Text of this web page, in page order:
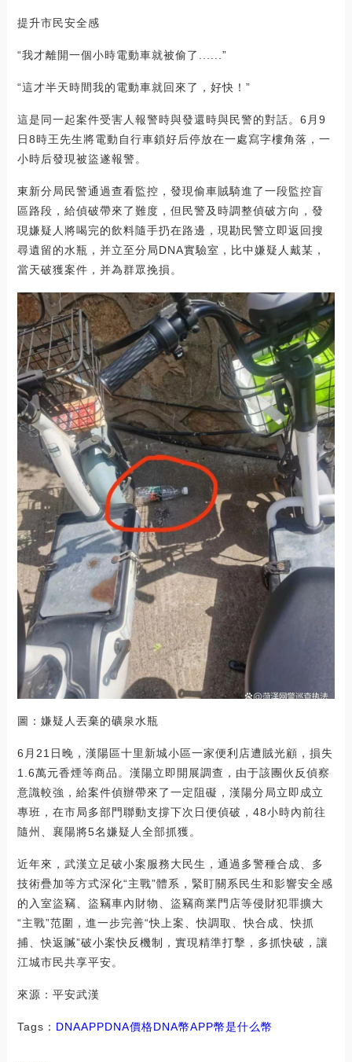
提升市民安全感
“我才離開一個小時電動車就被偷了......”
“這才半天時間我的電動車就回來了，好快！”
這是同一起案件受害人報警時與發還時與民警的對話。6月9
日8時王先生將電動自行車鎖好后停放在一處寫字樓角落，一
小時后發現被盜遂報警。
東新分局民警通過查看監控，發現偷車賊騎進了一段監控盲
區路段，給偵破帶來了難度，但民警及時調整偵破方向，發
現嫌疑人將喝完的飲料隨手扔在路邊，現勘民警立即返回搜
尋遺留的水瓶，并立至分局DNA實驗室，比中嫌疑人戴某，
當天破獲案件，并為群眾挽損。
圖：嫌疑人丟棄的礦泉水瓶
6月21日晚，漢陽區十里新城小區一家便利店遭賊光顧，損失
1.6萬元香煙等商品。漢陽立即開展調查，由于該團伙反偵察
意識較強，給案件偵辦帶來了一定阻礙，漢陽分局立即成立
專班，在市局多部門聯動支撐下次日便偵破，48小時內前往
隨州、襄陽將5名嫌疑人全部抓獲。
近年來，武漢立足破小案服務大民生，通過多警種合成、多
技術疊加等方式深化“主戰”體系，緊盯關系民生和影響安全感
的入室盜竊、盜竊車內財物、盜竊商業門店等侵財犯罪擴大
“主戰”范圍，進一步完善“快上案、快調取、快合成、快抓
捕、快返贓”破小案快反機制，實現精準打擊，多抓快破，讓
江城市民共享平安。
來源：平安武漢
Tags： DNAAPPDNA價格DNA幣APP幣是什么幣